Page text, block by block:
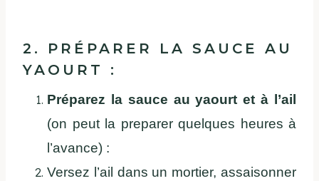
2. PRÉPARER LA SAUCE AU
YAOURT :
Préparez la sauce au yaourt et à l’ail
(on peut la preparer quelques heures à
l’avance) :
Versez l’ail dans un mortier, assaisonner